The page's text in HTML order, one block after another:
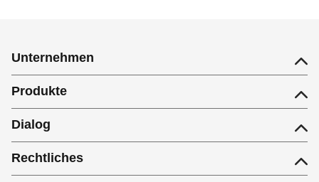
Unternehmen
Produkte
Dialog
Rechtliches